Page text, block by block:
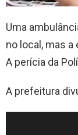
Uma
no local, mas
A perícia da
A prefeitura